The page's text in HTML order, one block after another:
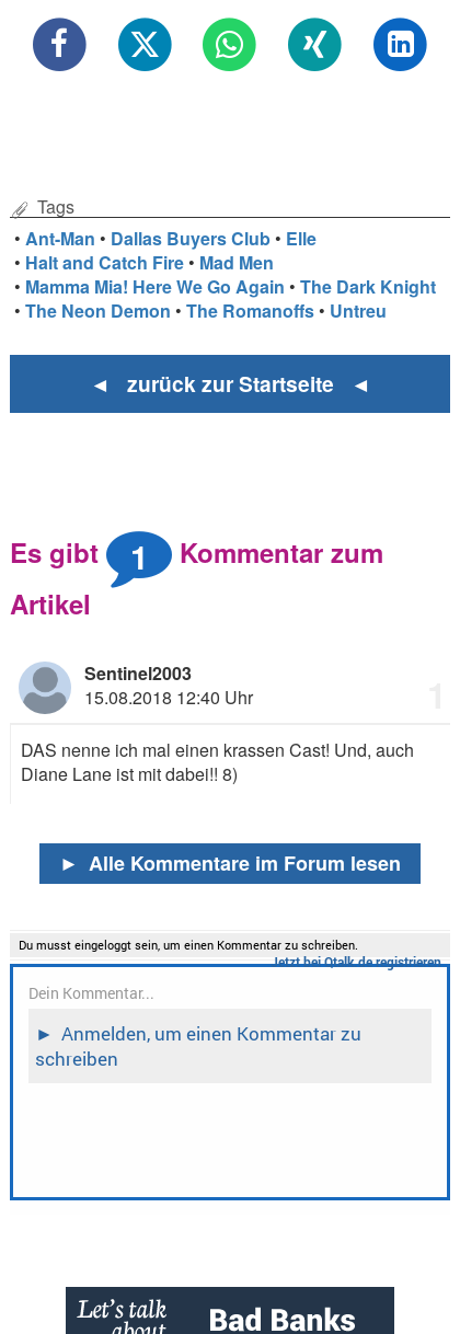
Tags
•Ant-Man • Dallas Buyers Club • Elle
• Halt and Catch Fire • Mad Men
• Mamma Mia! Here We Go Again •The Dark Knight
•The Neon Demon •The Romanoffs • Untreu
◄ zurück zur Startseite ◄
Es gibt 1
Kommentar zum
Artikel
Sentinel2003
15.08.2018 12:40 Uhr
DAS nenne ich mal einen krassen Cast! Und, auch
Diane Lane ist mit dabei!! 8)
► Alle Kommentare im Forum lesen